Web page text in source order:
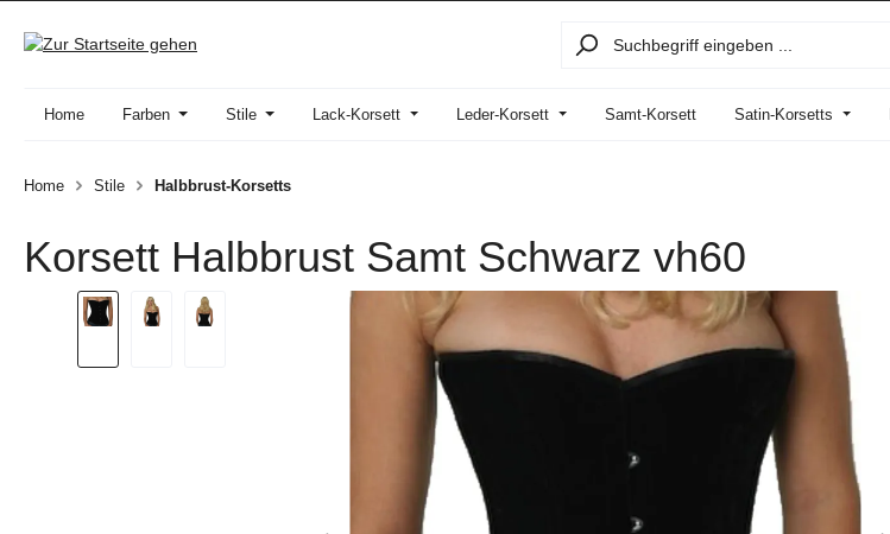
Home Farben Stile Lack-Korsett Leder-Korsett Samt-Korsett Satin-Korsetts
Home Stile Halbbrust-Korsetts
Korsett Halbbrust Samt Schwarz vh60
Bildergalerie überspringen